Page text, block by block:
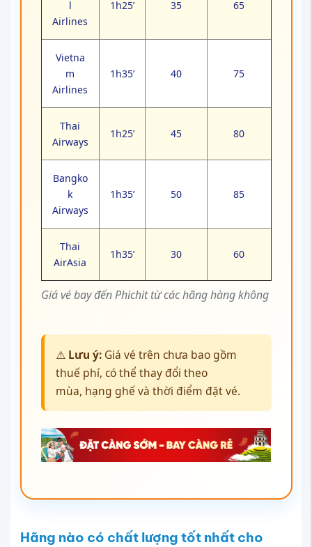
Giá vé bay đến Phichit từ các hãng hàng không
l
Airlines
1h25’ 35 65
Vietna
m
Airlines
1h35’ 40 75
Thai
Airways
1h25’ 45 80
Bangko
k
Airways
1h35’ 50 85
Thai
AirAsia
1h35’ 30 60
⚠️ Lưu ý:Giá vé trên chưa bao gồm
thuế phí, có thể thay đổi theo
mùa, hạng ghế và thời điểm đặt vé.
Hãng nào có chất lượng tốt nhất cho